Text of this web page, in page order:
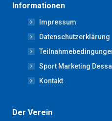
opens
new
window
opens
in
new
window
opens
in
new
window
opens
in
new
window
new
window
Informationen
Impressum
Datenschutzerklärung
Sport Marketing
Kontakt
Der Verein